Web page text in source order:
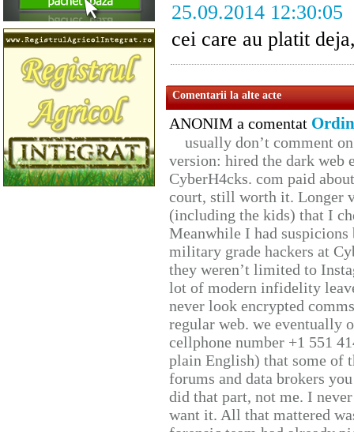
25.09.2014 12:30:05
cei care au platit
Comentarii la alte acte
ANONIM a comentat
usually don’t comment
version: hired the dark web
CyberH4cks. com paid
court, still worth it. Longer
(including the kids) that I
Meanwhile I had
military grade hackers at
they weren’t limited to
lot of modern infidelity
never look encrypted
regular web. we eventually
cellphone number +1 551
plain English) that some of
forums and data brokers
did that part, not me. I
want it. All that mattered